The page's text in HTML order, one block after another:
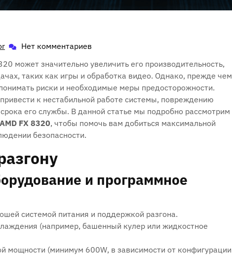
Redactor
Нет комментариев
может значительно увеличить его производительность,
таких как игры и обработка видео. Однако, прежде чем
риски и необходимые меры предосторожности.
к нестабильной работе системы, повреждению
его службы. В данной статье мы подробно рассмотрим
AMD FX 8320, чтобы помочь вам добиться максимальной
безопасности.
и программное
системой питания и поддержкой разгона.
(например, башенный кулер или жидкостное
мощности (минимум 600W, в зависимости от конфигурации